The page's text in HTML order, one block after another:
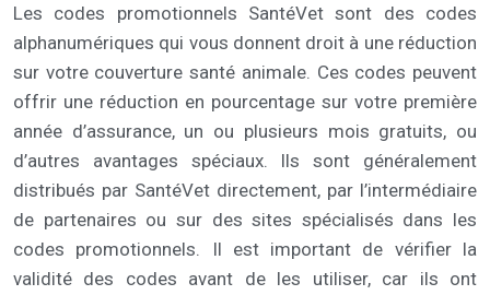
Les codes promotionnels SantéVet sont des codes
alphanumériques qui vous donnent droit à une réduction
sur votre couverture santé animale. Ces codes peuvent
offrir une réduction en pourcentage sur votre première
année d’assurance, un ou plusieurs mois gratuits, ou
d’autres avantages spéciaux. Ils sont généralement
distribués par SantéVet directement, par l’intermédiaire
de partenaires ou sur des sites spécialisés dans les
codes promotionnels. Il est important de vérifier la
validité des codes avant de les utiliser, car ils ont